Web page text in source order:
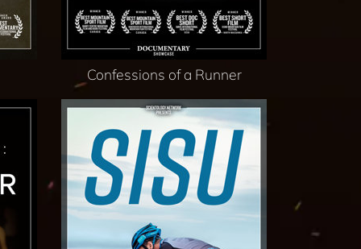
Confessions of a Runner